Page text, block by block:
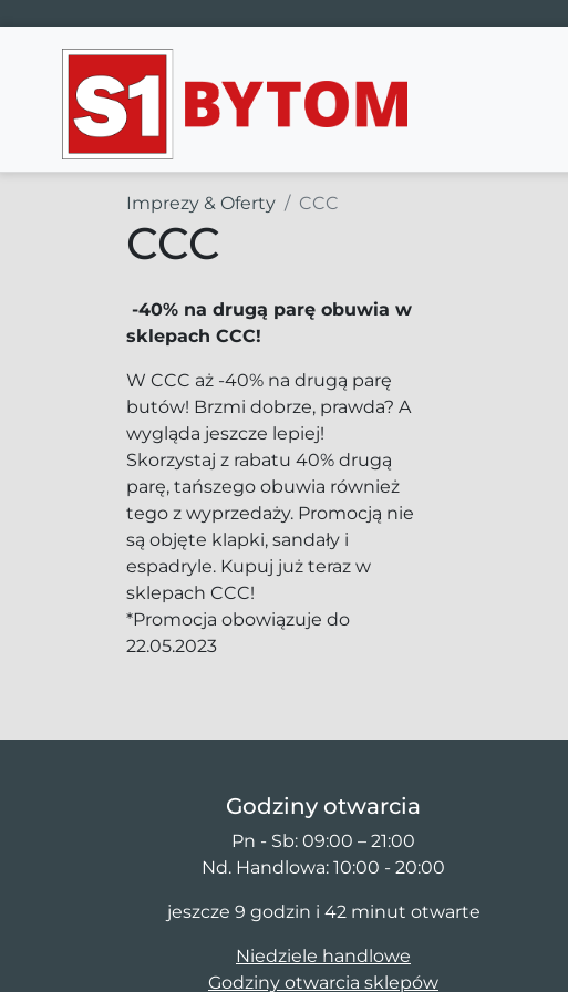
Main Navigation
Imprezy & Oferty CCC
CCC
-40% na drugą parę obuwia w
sklepach CCC!
W CCC aż -40% na drugą parę
butów! Brzmi dobrze, prawda? A
wygląda jeszcze lepiej!
Skorzystaj z rabatu 40% drugą
parę, tańszego obuwia również
tego z wyprzedaży. Promocją nie
są objęte klapki, sandały i
espadryle. Kupuj już teraz w
sklepach CCC!
*Promocja obowiązuje do
22.05.2023
Godziny otwarcia
Pn - Sb: 09:00 – 21:00
Nd. Handlowa: 10:00 - 20:00
jeszcze 9 godzin i 42 minut otwarte
Niedziele handlowe
Godziny otwarcia sklepów